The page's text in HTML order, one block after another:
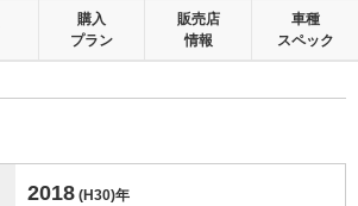
購入
プラン
販売店
情報
車種
スペック
2018 (H30)年